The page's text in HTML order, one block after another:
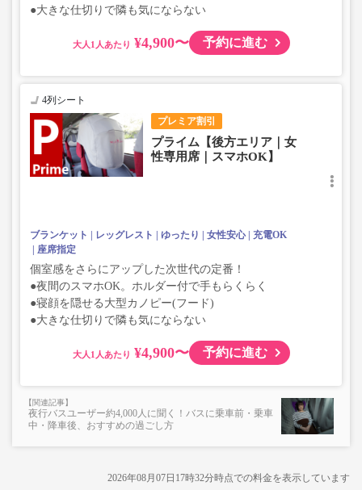
●大きな仕切りで隣も気にならない
大人 ¥4,900〜 予約に進む
プレミア割引
4列シート
プライム【後方エリア｜女
性専用席｜スマホOK】
ブランケット レッグレスト ゆったり 女性安心
充電OK
座席指定
個室感をさらにアップした次世代の定番！
●夜間のスマホOK。ホルダー付で手もらくらく
●寝顔を隠せる大型カノピー(フード)
●大きな仕切りで隣も気にならない
大人 ¥4,900〜 予約に進む
夜行バスユーザー約4,000人に聞く！バスに乗車前・乗車
中・降車後、おすすめの過ごし方
2026年08月07日17時32分時点での料金を表示しています